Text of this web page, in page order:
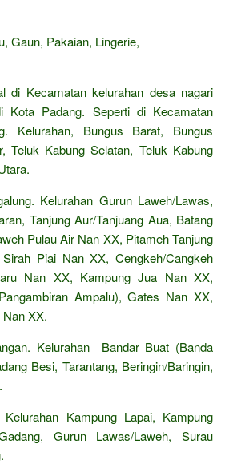
Gaun, Pakaian, Lingerie,
di Kecamatan kelurahan desa nagari
Kota Padang. Seperti di Kecamatan
Kelurahan, Bungus Barat, Bungus
Teluk Kabung Selatan, Teluk Kabung
Kelurahan Gurun Laweh/Lawas,
Tanjung Aur/Tanjuang Aua, Batang
Pulau Air Nan XX, Pitameh Tanjung
Piai Nan XX, Cengkeh/Cangkeh
Nan XX, Kampung Jua Nan XX,
Ampalu), Gates Nan XX,
XX.
Kelurahan Bandar Buat (Banda
Besi, Tarantang, Beringin/Baringin,
Kampung Lapai, Kampung
Gurun Lawas/Laweh, Surau